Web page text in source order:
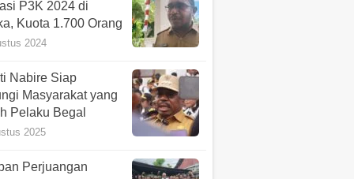
P3K 2024 di
Kuota 1.700 Orang
2024
Nabire Siap
Masyarakat yang
Pelaku Begal
2025
Perjuangan